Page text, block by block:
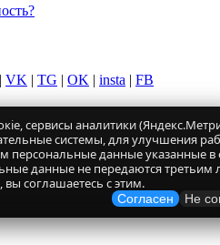
VK | TG | OK | insta | FB
сервисы аналитики
системы, для улучшения
персональные данные указанные
данные не передаются третьим
соглашаетесь с этим.
Согласен Не